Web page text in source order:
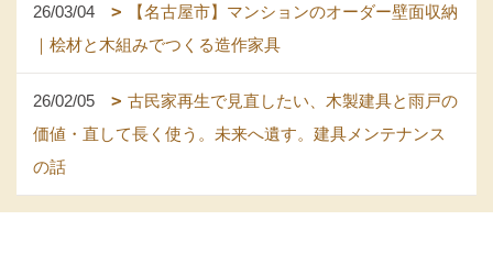
26/03/04
【名古屋市】マンションのオーダー壁面収納
｜桧材と木組みでつくる造作家具
26/02/05
古民家再生で見直したい、木製建具と雨戸の
価値・直して長く使う。未来へ遺す。建具メンテナンス
の話